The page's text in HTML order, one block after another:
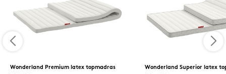
Wonderland Premium latex topmadras
Wonderland Superior latex